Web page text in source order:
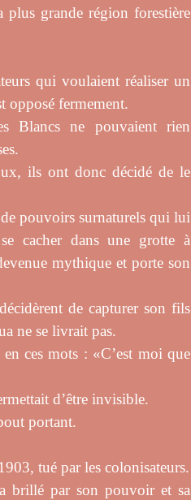
grande région forestière
qui voulaient réaliser un
opposé fermement.
Blancs ne pouvaient rien
ils ont donc décidé de le
pouvoirs surnaturels qui lui
cacher dans une grotte à
mythique et porte son
de capturer son fils
ne se livrait pas.
ces mots : «C’est moi que
d’être invisible.
portant.
tué par les colonisateurs.
brillé par son pouvoir et sa